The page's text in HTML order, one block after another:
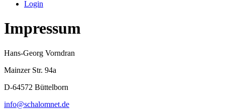
Login
Impressum
Hans-Georg Vorndran
Mainzer Str. 94a
D-64572 Büttelborn
info@schalomnet.de